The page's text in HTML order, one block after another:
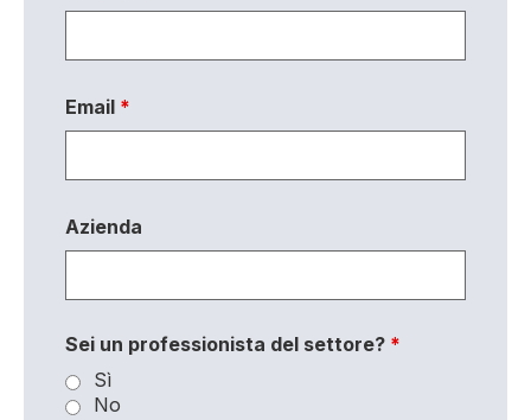
Email *
Azienda
Sei un professionista del settore? *
Sì
No